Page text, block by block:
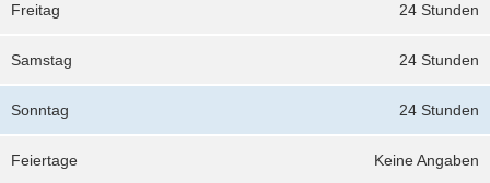
24 Stunden
Freitag
24 Stunden
Samstag
24 Stunden
Sonntag
Keine Angaben
Feiertage